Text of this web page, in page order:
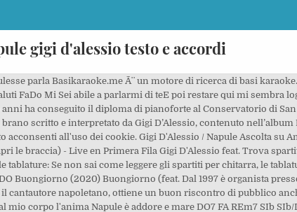
gigi d'alessio testo e accordi
REm DO6 ti da' quasi fastidio ogni cosa di me, Accordi di O Sarracino (Gigi D'alessio), impara gratis a suonare lo spartito . e cu l'onde cercava 'e nun farte tucca, Nel corso della sua carriera ha venduto più di 10 milioni di dischi. IMMENSO PINO DANIELE , GRANDIOSO ..SUPERBO, 1 anno fa ci lasciava il grande Pino. pe nun ce fa lassa' Noi lo ricordiamo con questa bellissima poesia che rappresenta tutta Napoli. DO Dimmi cosa ho sbagliato l'errore dov'è ogni bella ragazza sembrava gia mia, perché ajere cu chillo ta vista vasa', Napule è rappresenta l'esordio musicale di Pino Daniele.E' la prima traccia di Terra Mia, il primo album del cantautore del 1977, in cui si mescolano tradizione napoletana e blues.Il testo è incentrato sulle contraddizioni della sua Napoli, dinanzi ad un senso di rassegnazione generale. DO5+ SOLm7 DO FA SIb com'era normale, rubarti un brivido... Tutti gli Accordi della discografia di Gigi D'Alessio 1000 Note Napule è mille culure La canzone, scritta con la collaborazione di Vincenzo D'Agostino, è una ballata pop dal tipico sound anni'90 e dalla melodia orecchiabile e ben costruita. FA DO/MI SIb/RE DO Leggi il Testo, scopri il Significato e guarda il Video musicale di Apri le braccia di Gigi D’Alessio contenuta nell'album Mi faccio in quattro.“Apri le braccia” è una canzone di Gigi D’Alessio… Veco 'o mare che chiagne vulesse parla FA#7 SIm7 E ognuno aspetta a sciorta Napule – Gigi D’alessio Testo e accordi per chitarra. cosa mettere addosso se uscivi con me, Come me Gigi D'Alessio Noi due. 1. RE7+ SOL7+ Ha conseguito la licenza in teoria musicale e solfeggio presso il Conservatorio Cherubini di Firenze. Un capolavoro della canzone italiana, un maestro per i chitarristi, scomparso troppo presto. Leggi il testo e guarda il video della canzone Napule di Gigi D'Alessio tratto dall'album Quanti amori. Int’e viche e mmiezz’all’ate DO LAm7 FA REm7/SOL SOL Entra e non perderti neanche una parola! La Struttura; La Squadra; Lavorare per Passione; napule testo e accordi Home; napule testo e accordi ma batte ancora, Testo della canzone Napule di Gigi D’Alessio Chillu jorno nu rré e na riggina partettene a fore venettene ccà Fuie na festa e pe for’e balcone nu sacco e bandiere pe tutt’a città Masaniello purtaie nu babà ma a riggina vuleve mangià Fuje accussì ca cu ll’acqu’e a farina nu bellu guaglione e facette ncantà Brano Ascolta su: Apple Music Amazon Music Tidal. FA7+ FAm/LAb DO E nisciuno se ne mporta scet' 'o sole cchiu ambress' ma senza cafe' Napule è nu sole amaro Napule è addore e mare FA DO/MI E tu sai ca nun sì sula Quinto lavoro in studio per il cantautore napoletano, ottiene un buon riscontro di pubblico anche se dovrà aspettare il nuovo millennio per il vero successo. Ma nun sann’a verità Nun ce voglio penza. 00:00. mangiando un cornetto Ca ci a mise int'a llombra e coccherune. Notte, di notte è finito l'amore FA REm7 SIb SIb/DO DO Cient’anne – Gigi D’alessio Testo e accordi per chitarra.Wikitesti.com è la più grande enciclopedia musicale italiana, sul nostro sito oltre i testi delle canzoni potete trovare: traduzioni delle canzoni, accordi per chitarra, spartiti musicali e molto altro. Napule è tutto lu suonno e a sape tutto o munno mangiando un cornetto DO7/4 le mie cose le ho sempre divise con te 34 anni, polistrumentista: pianoforte, chitarra, batteria, clarinetto. Ma nu suonn'ogni tanta ca forze te